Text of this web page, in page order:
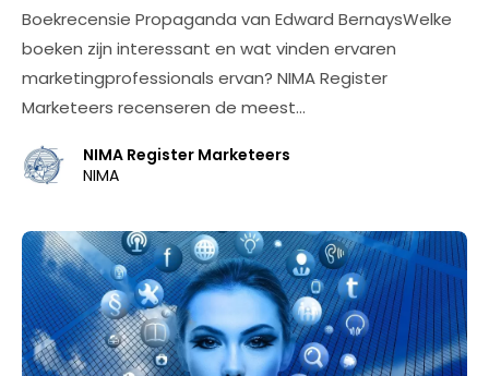
Boekrecensie Propaganda van Edward BernaysWelke
boeken zijn interessant en wat vinden ervaren
marketingprofessionals ervan? NIMA Register
Marketeers recenseren de meest…
NIMA Register Marketeers
NIMA